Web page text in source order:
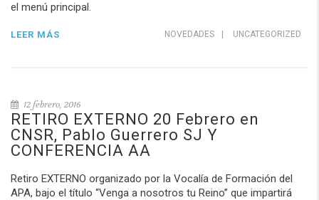
el menú principal.
NOVEDADES UNCATEGORIZED
LEER MÁS
12 febrero, 2016
RETIRO EXTERNO 20 Febrero en
CNSR, Pablo Guerrero SJ Y
CONFERENCIA AA
Retiro EXTERNO organizado por la Vocalía de Formación del
APA, bajo el título “Venga a nosotros tu Reino” que impartirá